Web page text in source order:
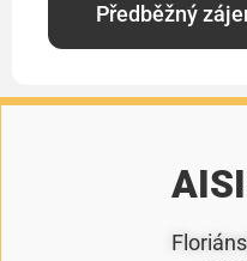
Předběžný